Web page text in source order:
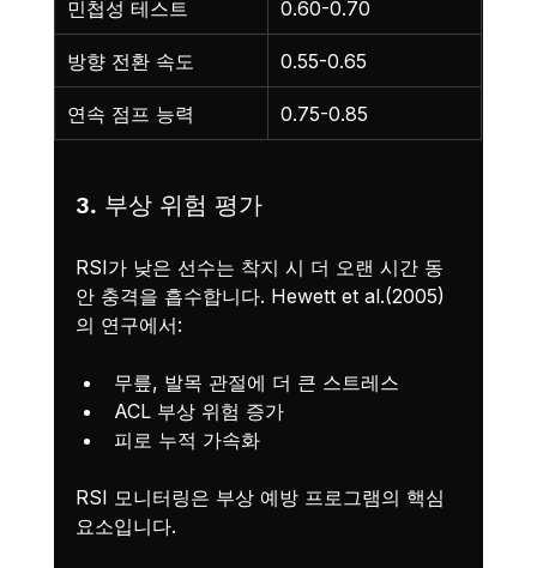
민첩성 테스트 0.60-0.70
방향 전환 속도 0.55-0.65
연속 점프 능력 0.75-0.85
3. 부상 위험 평가
RSI가 낮은 선수는 착지 시 더 오랜 시간 동
안 충격을 흡수합니다. Hewett et al.(2005)
의 연구에서:
무릎, 발목 관절에 더 큰 스트레스
ACL 부상 위험 증가
피로 누적 가속화
RSI 모니터링은 부상 예방 프로그램의 핵심
요소입니다.